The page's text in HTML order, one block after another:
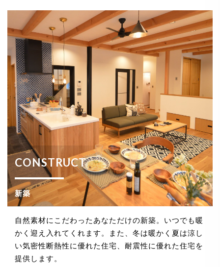
CONSTRUCT
新築
自然素材にこだわったあなただけの新築。いつでも暖
かく迎え入れてくれます。また、冬は暖かく夏は涼し
い気密性断熱性に優れた住宅、耐震性に優れた住宅を
提供します。